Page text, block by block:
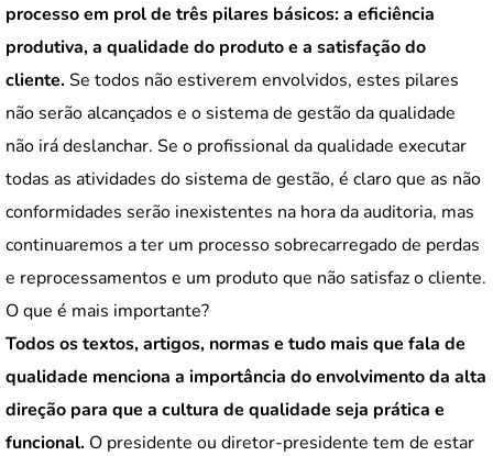
processo em prol de três pilares básicos: a eficiência
produtiva, a qualidade do produto e a satisfação do
cliente.Se todos não estiverem envolvidos, estes pilares
não serão alcançados e o sistema de gestão da qualidade
não irá deslanchar. Se o profissional da qualidade executar
todas as atividades do sistema de gestão, é claro que as não
conformidades serão inexistentes na hora da auditoria, mas
continuaremos a ter um processo sobrecarregado de perdas
e reprocessamentos e um produto que não satisfaz o cliente.
O que é mais importante?
Todos os textos, artigos, normas e tudo mais que fala de
qualidade menciona a importância do envolvimento da alta
direção para que a cultura de qualidade seja prática e
funcional. O presidente ou diretor-presidente tem de estar